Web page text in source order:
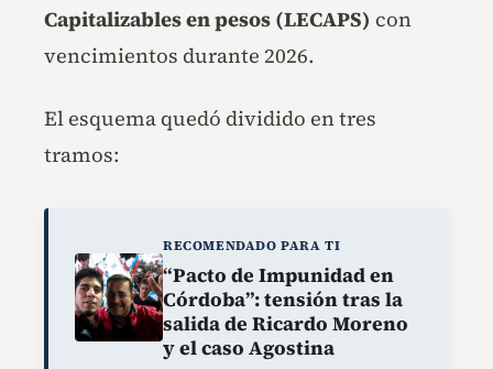
Capitalizables en pesos (LECAPS) con
vencimientos durante 2026.
El esquema quedó dividido en tres
tramos:
RECOMENDADO PARA TI
“Pacto de Impunidad en
Córdoba”: tensión tras la
salida de Ricardo Moreno
y el caso Agostina